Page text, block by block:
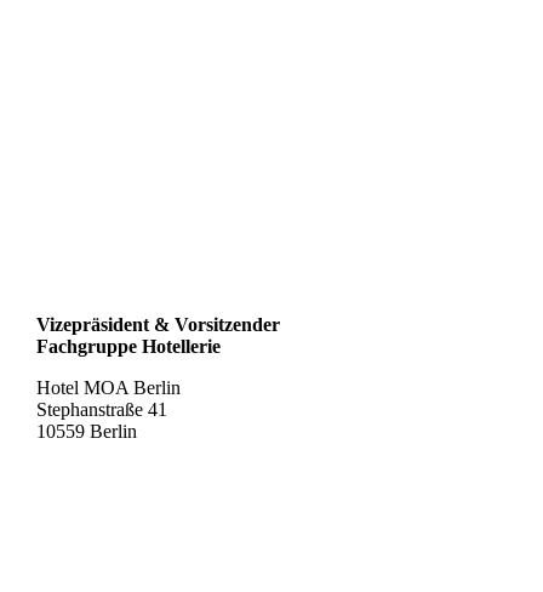
Vizepräsident & Vorsitzender
Fachgruppe Hotellerie
Hotel MOA Berlin
Stephanstraße 41
10559 Berlin